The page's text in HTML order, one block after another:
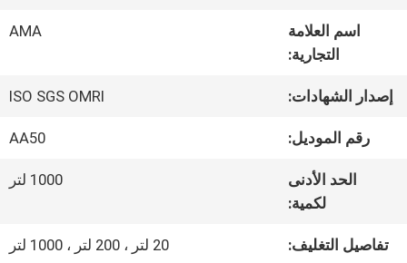
فيديو
معلومات
في
اسم العلامة
التجارية:
AMA
إصدار الشهادات: ISO SGS OMRI
رقم الموديل: AA50
الحد الأدنى
لكمية:
1000 لتر
تفاصيل التغليف: 20 لتر ، 200 لتر ، 1000 لتر